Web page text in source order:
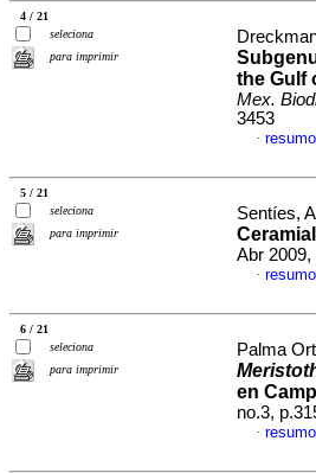
4 / 21
seleciona
para imprimir
the Gulf
Mex.
3453
·
5 / 21
seleciona
para imprimir
Sentíes,
Abr 2009,
·
6 / 21
seleciona
para imprimir
Palma
en
no.3,
·